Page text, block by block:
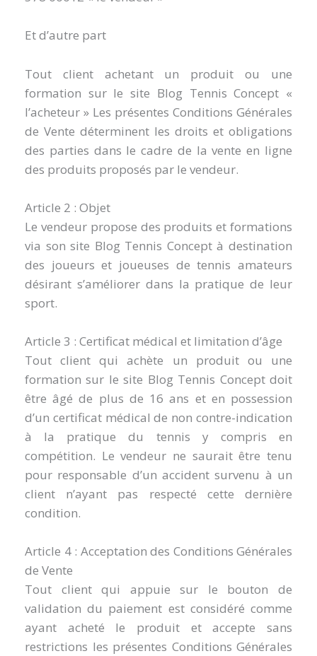
Et d’autre part
Tout client achetant un produit ou une
formation sur le site Blog Tennis Concept «
l’acheteur » Les présentes Conditions Générales
de Vente déterminent les droits et obligations
des parties dans le cadre de la vente en ligne
des produits proposés par le vendeur.
Article 2 : Objet
Le vendeur propose des produits et formations
via son site Blog Tennis Concept à destination
des joueurs et joueuses de tennis amateurs
désirant s’améliorer dans la pratique de leur
sport.
Article 3 : Certificat médical et limitation d’âge
Tout client qui achète un produit ou une
formation sur le site Blog Tennis Concept doit
être âgé de plus de 16 ans et en possession
d’un certificat médical de non contre-indication
à la pratique du tennis y compris en
compétition. Le vendeur ne saurait être tenu
pour responsable d’un accident survenu à un
client n’ayant pas respecté cette dernière
condition.
Article 4 : Acceptation des Conditions Générales
de Vente
Tout client qui appuie sur le bouton de
validation du paiement est considéré comme
ayant acheté le produit et accepte sans
restrictions les présentes Conditions Générales